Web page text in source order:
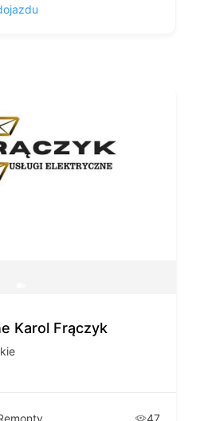
Karol Frączyk
47